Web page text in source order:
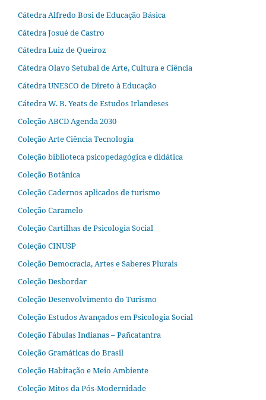
Cátedra Alfredo Bosi de Educação Básica
Cátedra Josué de Castro
Cátedra Luiz de Queiroz
Cátedra Olavo Setubal de Arte, Cultura e Ciência
Cátedra UNESCO de Direto à Educação
Cátedra W. B. Yeats de Estudos Irlandeses
Coleção ABCD Agenda 2030
Coleção Arte Ciência Tecnologia
Coleção biblioteca psicopedagógica e didática
Coleção Botânica
Coleção Cadernos aplicados de turismo
Coleção Caramelo
Coleção Cartilhas de Psicologia Social
Coleção CINUSP
Coleção Democracia, Artes e Saberes Plurais
Coleção Desbordar
Coleção Desenvolvimento do Turismo
Coleção Estudos Avançados em Psicologia Social
Coleção Fábulas Indianas – Pañcatantra
Coleção Gramáticas do Brasil
Coleção Habitação e Meio Ambiente
Coleção Mitos da Pós-Modernidade